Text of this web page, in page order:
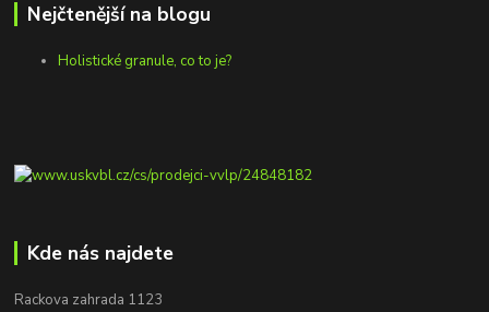
Nejčtenější na blogu
Holistické granule, co to je?
Kde nás najdete
Rackova zahrada 1123